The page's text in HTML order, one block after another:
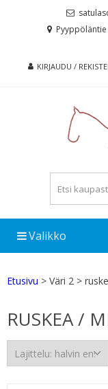
KIRJAUDU /
Valikko
Etusivu > Väri 2 >
RUSKEA /